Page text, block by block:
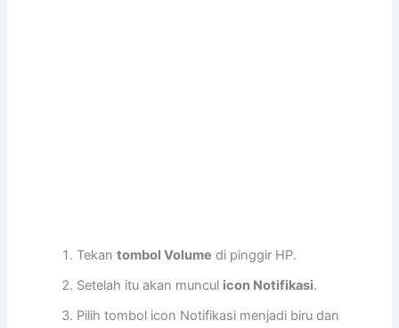
Tekantombol Volume di pinggir HP.
Setelah itu akan muncul icon Notifikasi.
Pilih tombol icon Notifikasi menjadi biru dan